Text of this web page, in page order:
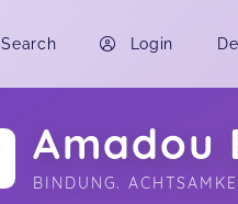
Search Login De
Amadou
BINDUNG.